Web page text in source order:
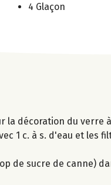
4 Glaçon
la décoration du verre
1 c. à s. d'eau et
de sucre de canne)